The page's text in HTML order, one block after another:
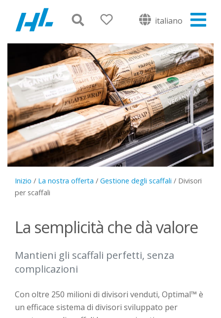
italiano
Inizio / La nostra offerta / Gestione degli scaffali / Divisori
per scaffali
La semplicità che dà valore
Mantieni gli scaffali perfetti, senza
complicazioni
Con oltre 250 milioni di divisori venduti, Optimal™ è
un efficace sistema di divisori sviluppato per